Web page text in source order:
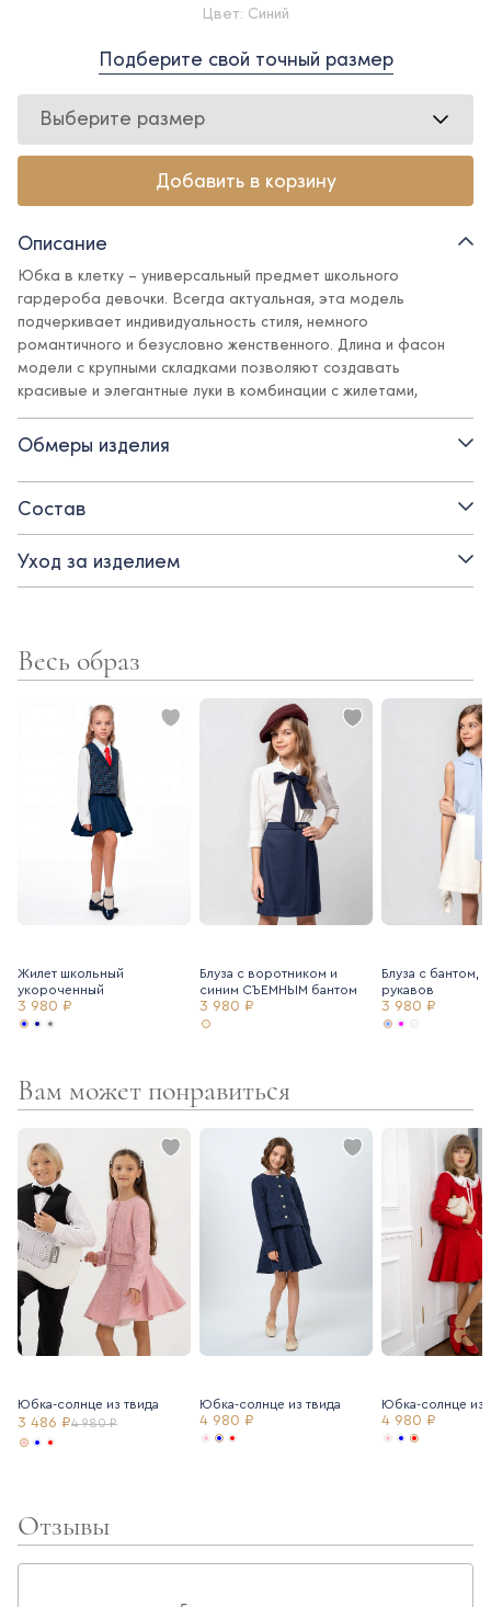
Цвет: Синий
Подберите свой точный размер
Выберите размер
Добавить в корзину
Описание
Юбка в клетку – универсальный предмет школьного
гардероба девочки. Всегда актуальная, эта модель
подчеркивает индивидуальность стиля, немного
романтичного и безусловно женственного. Длина и фасон
модели с крупными складками позволяют создавать
красивые и элегантные луки в комбинации с жилетами,
блузами, жакетами. Ткань юбки с классическим принтом дает
возможность сочетать модель со многими позициями
школьной коллекции нашего бренда.
Детали:
- застежка на потайную молнию
- смесовая поливискозная ткань с содержанием эластана
Для создания комплекта рекомендуем к юбке укороченный
жилет (артикул 7215267).
Обмеры изделия
Состав
Уход за изделием
Весь образ
Жилет школьный
укороченный
3 980 ₽
Блуза с воротником и
синим СЪЕМНЫМ бантом
3 980 ₽
Блуза с бантом,
рукавов
3 980 ₽
Вам может понравиться
Юбка-солнце из твида
3 486 ₽4 980 ₽
Юбка-солнце из твида
4 980 ₽
Юбка-солнце из
4 980 ₽
Отзывы